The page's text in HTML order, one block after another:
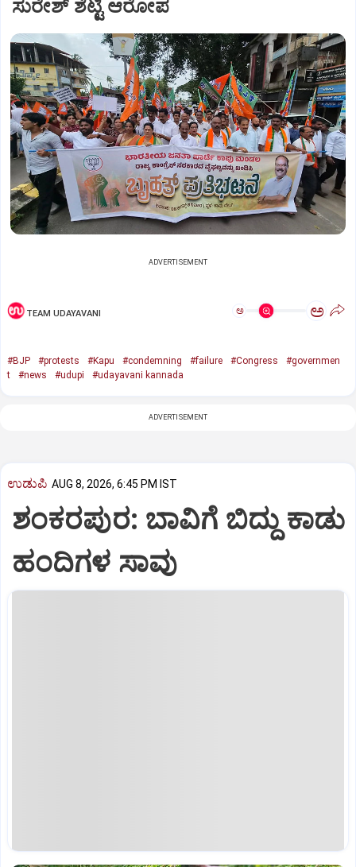
ಸುರೇಶ್ ಶೆಟ್ಟಿ ಆರೋಪ
ADVERTISEMENT
TEAM UDAYAVANI ಅ ಅ
#BJP #protests #Kapu #condemning #failure #Congress
#governmen
t
#news #udupi #udayavani kannada
ADVERTISEMENT
ಉಡುಪಿ AUG 8, 2026, 6:45 PM IST
ಶಂಕರಪುರ: ಬಾವಿಗೆ ಬಿದ್ದು ಕಾಡು
ಹಂದಿಗಳ ಸಾವು